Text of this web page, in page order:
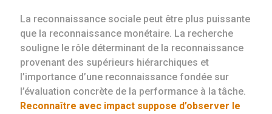
La reconnaissance sociale peut être plus puissante
que la reconnaissance monétaire. La recherche
souligne le rôle déterminant de la reconnaissance
provenant des supérieurs hiérarchiques et
l’importance d’une reconnaissance fondée sur
l’évaluation concrète de la performance à la tâche.
Reconnaître avec impact suppose d’observer le